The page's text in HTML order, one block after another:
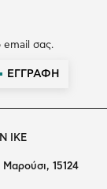
email σας.
ΕΓΓΡΑΦΗ
IKE
15124